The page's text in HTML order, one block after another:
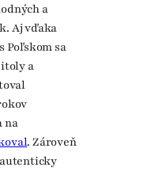
a
Aj vďaka
Poľskom sa
a
na
. Zároveň